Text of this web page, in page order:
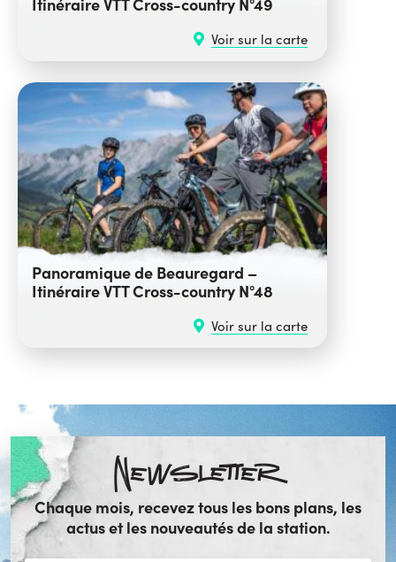
Voir sur la carte
Panoramique de Beauregard –
Itinéraire VTT Cross-country N°48
Voir sur la carte
Newsletter
Chaque mois, recevez tous les bons plans, les
actus et les nouveautés de la station.